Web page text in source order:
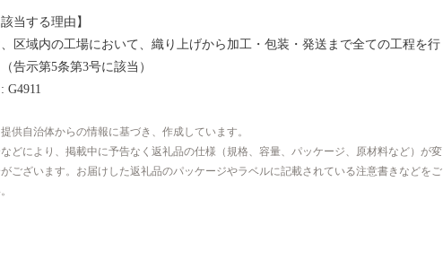
当する理由】
区域内の工場において、織り上げから加工・包装・発送まで全ての工程を行
告示第5条第3号に該当）
供自治体からの情報に基づき、作成しています。
どにより、掲載中に予告なく返礼品の仕様（規格、容量、パッケージ、原材料など）が変
ございます。お届けした返礼品のパッケージやラベルに記載されている注意書きなどをご